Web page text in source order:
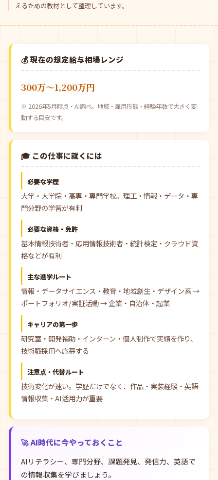
えるための教材として整理しています。
💰 現在の想定給与相場レンジ
300万〜1,200万円
※ 2026年5月時点・AI調べ。地域・雇用形態・経験年数で大きく変
動する目安です。
🎓 この仕事に就くには
必要な学歴
大学・大学院・高専・専門学校。理工・情報・データ・専
門分野の学習が有利
必要な資格・免許
基本情報技術者・応用情報技術者・統計検定・クラウド資
格などが有利
主な進学ルート
情報・データサイエンス・教育・地域創生・デザイン系 →
ポートフォリオ/実証活動 → 企業・自治体・起業
キャリアの第一歩
研究室・開発補助・インターン・個人制作で実績を作り、
技術職採用へ応募する
注意点・代替ルート
技術変化が速い。学歴だけでなく、作品・実装経験・英語
情報収集・AI活用力が重要
🚀 AI時代に今やっておくこと
AIリテラシー、専門分野、課題発見、発信力、英語で
の情報収集を学びましょう。